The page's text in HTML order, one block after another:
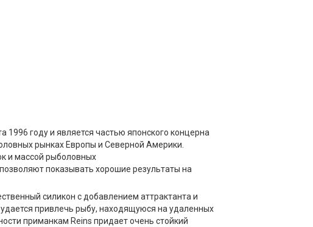
1996 году и является частью японского концерна
рынках Европы и Северной Америки.
и массой рыболовных
показывать хорошие результаты на
силикон с добавлением аттрактанта и
привлечь рыбу, находящуюся на удаленных
приманкам Reins придает очень стойкий